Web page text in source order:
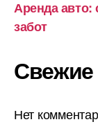
Аренда авто:
забот
Нет